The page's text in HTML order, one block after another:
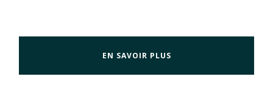
EN SAVOIR PLUS